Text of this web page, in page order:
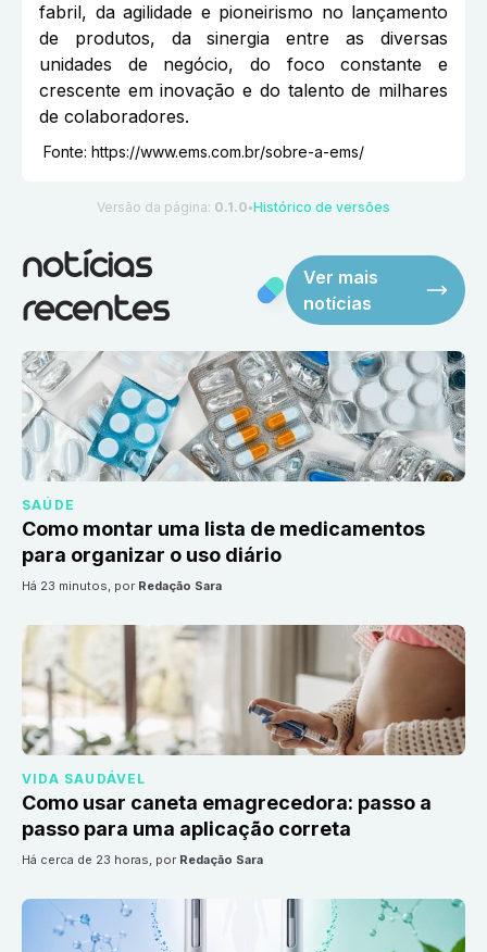
fabril, da agilidade e pioneirismo no lançamento
de produtos, da sinergia entre as diversas
unidades de negócio, do foco constante e
crescente em inovação e do talento de milhares
de colaboradores.
Fonte: https://www.ems.com.br/sobre-a-ems/
Versão da página: 0.1.0 ●Histórico de versões
notícias
recentes
Ver mais
notícias
SAÚDE
Como montar uma lista de medicamentos
para organizar o uso diário
há 23 minutos, por Redação Sara
VIDA SAUDÁVEL
Como usar caneta emagrecedora: passo a
passo para uma aplicação correta
há cerca de 23 horas, por Redação Sara